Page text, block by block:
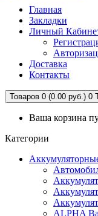
Главная
Закладки
Личный
Доставка
Контакты
Товаров 0 (0.00 руб.) 0
Ваша корзина
Категории
ALPHA